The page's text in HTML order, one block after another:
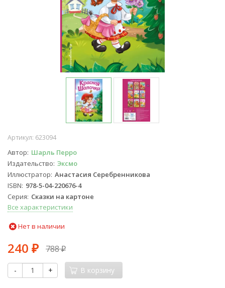
Артикул: 623094
Автор Шарль Перро
Издательство Эксмо
Иллюстратор Анастасия Серебренникова
ISBN 978-5-04-220676-4
Серия Сказки на картоне
Все характеристики
Нет в наличии
240 ₽ 788₽
- + В корзину